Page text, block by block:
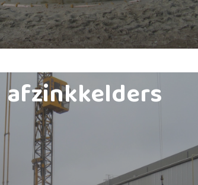
afzinkkelders